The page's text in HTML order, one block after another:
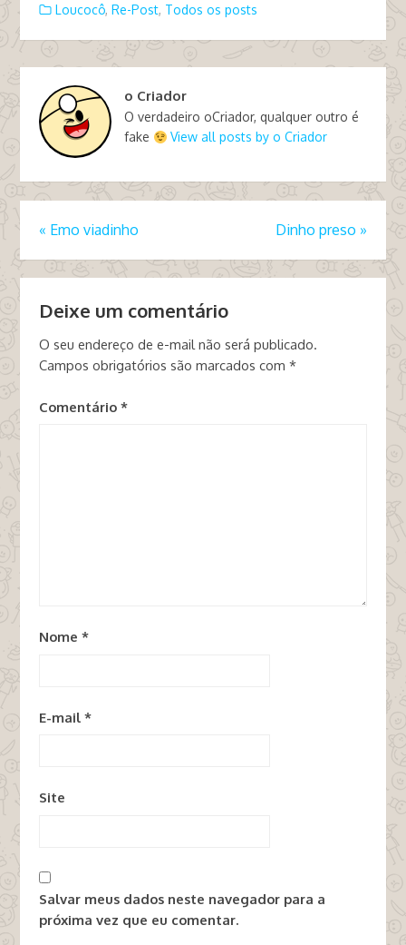
Loucocô, Re-Post, Todos os posts
o Criador
O verdadeiro oCriador, qualquer outro é
fake
View all posts by o Criador
« Emo viadinho Dinho preso »
Deixe um comentário
O seu endereço de e-mail não será publicado.
Campos obrigatórios são marcados com *
Comentário *
Nome *
E-mail *
Site
Salvar meus dados neste navegador para a
próxima vez que eu comentar.